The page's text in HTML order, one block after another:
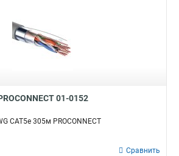
01-0152
CAT5e 305м PROCONNECT
Сравнить